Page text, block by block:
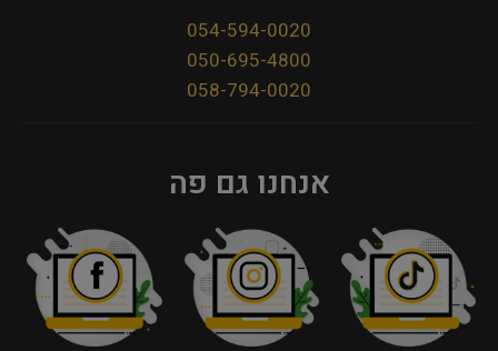
054-594-0020
050-695-4800
058-794-0020
אנחנו גם פה